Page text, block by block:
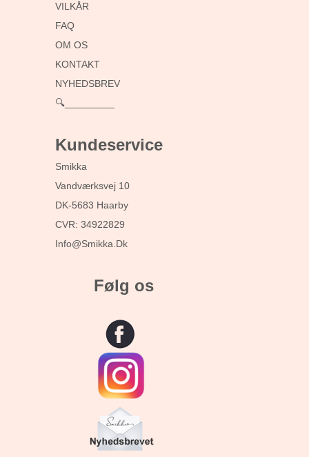
VILKÅR
FAQ
OM OS
KONTAKT
NYHEDSBREV
🔍_________
Kundeservice
Smikka
Vandværksvej 10
DK-5683 Haarby
CVR: 34922829
Info@smikka.dk
Følg os